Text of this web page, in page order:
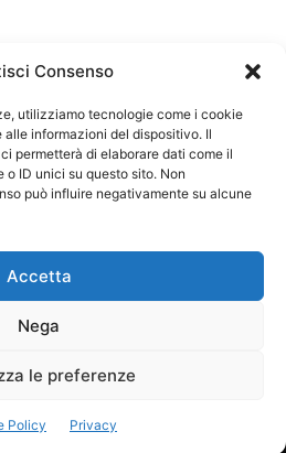
Consenso
utilizziamo tecnologie come i cookie
informazioni del dispositivo. Il
permetterà di elaborare dati come il
ID unici su questo sito. Non
può influire negativamente su alcune
Accetta
Nega
le preferenze
Policy Privacy
Degli Ordini dei Biologi:
80069130583
internet www.fnob.it:
Cookie Policy
Reserved.